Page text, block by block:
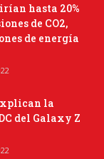
hasta 20%
de CO2,
de energía
la
del Galaxy Z